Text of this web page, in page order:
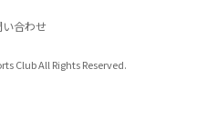
い合わせ
Club All Rights Reserved.